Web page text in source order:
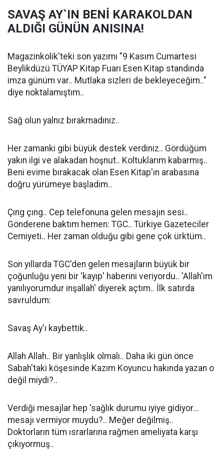
SAVAŞ AY`IN BENİ KARAKOLDAN
ALDIĞI GÜNÜN ANISINA!
Magazinkolik'teki son yazımı "9 Kasım Cumartesi
Beylikdüzü TÜYAP Kitap Fuarı Esen Kitap standında
imza günüm var.. Mutlaka sizleri de bekleyeceğim.."
diye noktalamıştım..
Sağ olun yalnız bırakmadınız..
Her zamanki gibi büyük destek verdiniz.. Gördüğüm
yakın ilgi ve alakadan hoşnut.. Koltuklarım kabarmış..
Beni evime bırakacak olan Esen Kitap'ın arabasına
doğru yürümeye başladım..
Çıng çıng.. Cep telefonuna gelen mesajın sesi..
Gönderene baktım hemen: TGC.. Türkiye Gazeteciler
Cemiyeti.. Her zaman olduğu gibi gene çok ürktüm..
Son yıllarda TGC'den gelen mesajların büyük bir
çoğunluğu yeni bir 'kayıp' haberini veriyordu.. 'Allah'ım
yanılıyorumdur inşallah' diyerek açtım.. İlk satırda
savruldum:
Savaş Ay'ı kaybettik..
Allah Allah.. Bir yanlışlık olmalı.. Daha iki gün önce
Sabah'taki köşesinde Kazım Koyuncu hakında yazan o
değil miydi?..
Verdiği mesajlar hep 'sağlık durumu iyiye gidiyor...
mesajı vermiyor muydu?.. Meğer değilmiş..
Doktorların tüm ısrarlarına rağmen ameliyata karşı
çıkıyormuş..